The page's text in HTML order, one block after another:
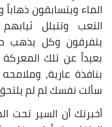
الماء ويتسابقون ذهاباً
التعب وتتبلل
يتفرقون وكل
بعيداً عن تلك
بنافذة عارية,
سألت نفسك لم لم
أخبرتك أن السير تحت